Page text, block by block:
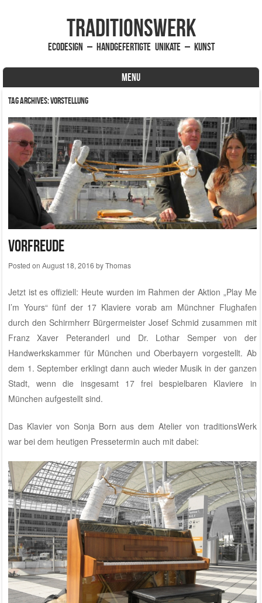
traditionsWerk
EcoDesign – handgefertigte Unikate – Kunst
MENU
Skip to content
Tag Archives:Vorstellung
Vorfreude
Posted on August 18, 2016 byThomas
Jetzt ist es offiziell: Heute wurden im Rahmen der Aktion „Play Me
I’m Yours“ fünf der 17 Klaviere vorab am Münchner Flughafen
durch den Schirmherr Bürgermeister Josef Schmid zusammen mit
Franz Xaver Peteranderl und Dr. Lothar Semper von der
Handwerkskammer für München und Oberbayern vorgestellt. Ab
dem 1. September erklingt dann auch wieder Musik in der ganzen
Stadt, wenn die insgesamt 17 frei bespielbaren Klaviere in
München aufgestellt sind.
Das Klavier von Sonja Born aus dem Atelier von traditionsWerk
war bei dem heutigen Pressetermin auch mit dabei: